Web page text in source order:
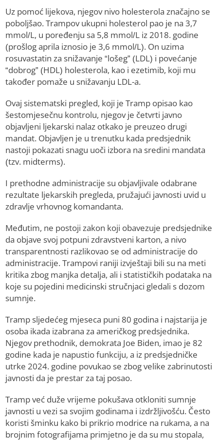
Uz pomoć lijekova, njegov nivo holesterola značajno se
poboljšao. Trampov ukupni holesterol pao je na 3,7
mmol/L, u poređenju sa 5,8 mmol/L iz 2018. godine
(prošlog aprila iznosio je 3,6 mmol/L). On uzima
rosuvastatin za snižavanje “lošeg” (LDL) i povećanje
“dobrog” (HDL) holesterola, kao i ezetimib, koji mu
također pomaže u snižavanju LDL-a.
Ovaj sistematski pregled, koji je Tramp opisao kao
šestomjesečnu kontrolu, njegov je četvrti javno
objavljeni ljekarski nalaz otkako je preuzeo drugi
mandat. Objavljen je u trenutku kada predsjednik
nastoji pokazati snagu uoči izbora na sredini mandata
(tzv. midterms).
I prethodne administracije su objavljivale odabrane
rezultate ljekarskih pregleda, pružajući javnosti uvid u
zdravlje vrhovnog komandanta.
Međutim, ne postoji zakon koji obavezuje predsjednike
da objave svoj potpuni zdravstveni karton, a nivo
transparentnosti razlikovao se od administracije do
administracije. Trampovi raniji izvještaji bili su na meti
kritika zbog manjka detalja, ali i statističkih podataka na
koje su pojedini medicinski stručnjaci gledali s dozom
sumnje.
Tramp sljedećeg mjeseca puni 80 godina i najstarija je
osoba ikada izabrana za američkog predsjednika.
Njegov prethodnik, demokrata Joe Biden, imao je 82
godine kada je napustio funkciju, a iz predsjedničke
utrke 2024. godine povukao se zbog velike zabrinutosti
javnosti da je prestar za taj posao.
Tramp već duže vrijeme pokušava otkloniti sumnje
javnosti u vezi sa svojim godinama i izdržljivošću. Često
koristi šminku kako bi prikrio modrice na rukama, a na
brojnim fotografijama primjetno je da su mu stopala,